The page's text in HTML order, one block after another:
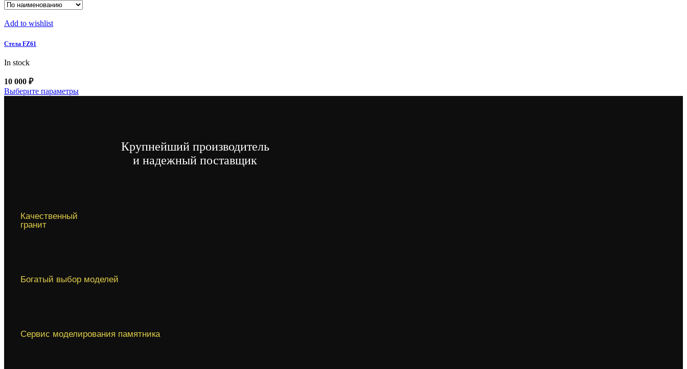
Add to wishlist
Стела FZ61
In stock
10 000 ₽
Выберите параметрыЭтот
Крупнейший производитель
и надежный поставщик
Качественный
гранит
Богатый выбор моделей
Сервис моделирования памятника